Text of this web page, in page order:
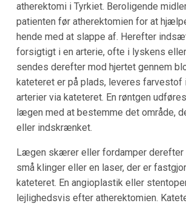
atherektomi i Tyrkiet. Beroligende
patienten før atherektomien for at
hende med at slappe af. Herefter
forsigtigt i en arterie, ofte i lyskens
sendes derefter mod hjertet gennem
kateteret er på plads, leveres farvestof
arterier via kateteret. En røntgen
lægen med at bestemme det område,
eller indskrænket.
Lægen skærer eller fordamper derefter
små klinger eller en laser, der er
kateteret. En angioplastik eller
lejlighedsvis efter atherektomien.